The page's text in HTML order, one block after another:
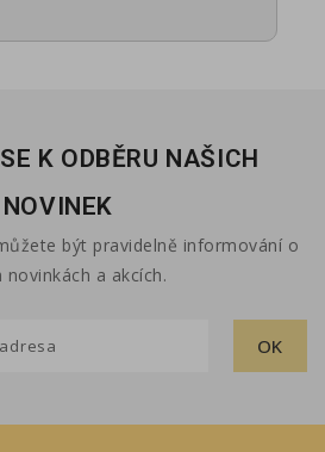
K ODBĚRU NAŠICH
NOVINEK
být pravidelně informování o
novinkách a akcích.